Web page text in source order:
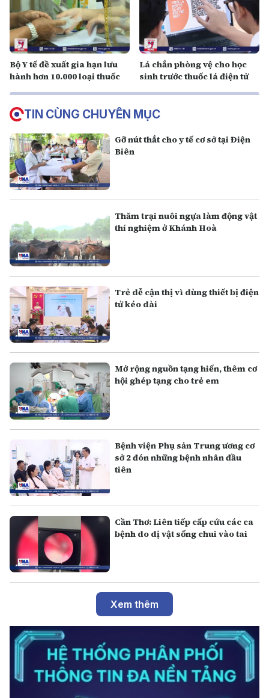
Bộ Y tế đề xuất gia hạn lưu
hành hơn 10.000 loại thuốc
Lá chắn phòng vệ cho học
sinh trước thuốc lá điện tử
TIN CÙNG CHUYÊN MỤC
Gỡ nút thắt cho y tế cơ sở tại Điện
Biên
Thăm trại nuôi ngựa làm động vật
thí nghiệm ở Khánh Hoà
Trẻ dễ cận thị vì dùng thiết bị điện
tử kéo dài
Mở rộng nguồn tạng hiến, thêm cơ
hội ghép tạng cho trẻ em
Bệnh viện Phụ sản Trung ương cơ
sở 2 đón những bệnh nhân đầu
tiên
Cần Thơ: Liên tiếp cấp cứu các ca
bệnh do dị vật sống chui vào tai
Xem thêm